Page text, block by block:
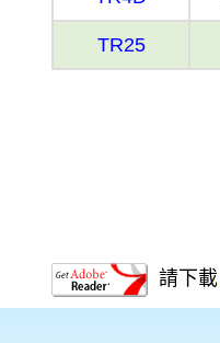
TR25
請下載